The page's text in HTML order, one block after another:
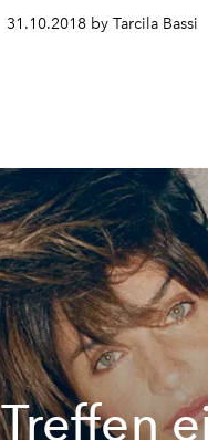
31.10.2018 by Tarcila Bassi